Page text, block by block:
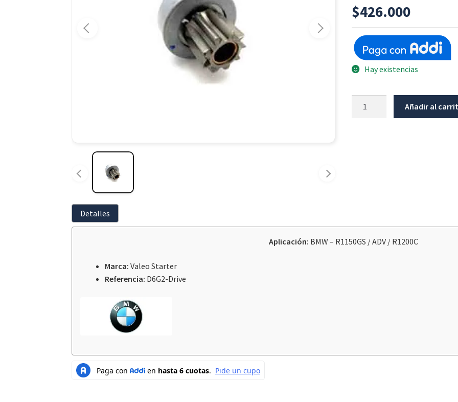
$426.000
Hay existencias
Añadir al
Detalles
Aplicación: BMW – R1150GS / ADV / R1200C
Marca:Valeo Starter
Referencia: D6G2-Drive